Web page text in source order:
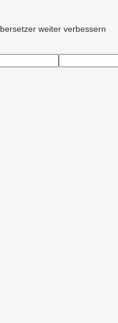
weiter verbessern